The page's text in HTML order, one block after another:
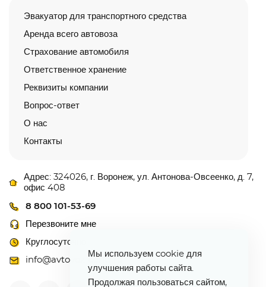
Эвакуатор для транспортного средства
Аренда всего автовоза
Страхование автомобиля
Ответственное хранение
Реквизиты компании
Вопрос-ответ
О нас
Контакты
Адрес: 324026, г. Воронеж, ул. Антонова-Овсеенко, д. 7,
офис 408
8 800 101-53-69
Перезвоните мне
Круглосуточно
info@avtovoz-centr.ru
Мы используем cookie для
улучшения работы сайта.
Продолжая пользоваться сайтом,